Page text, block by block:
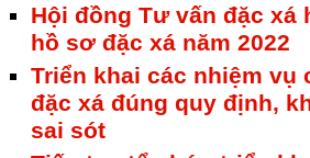
Hội đồng Tư vấn đặc xá
hồ sơ đặc xá năm 2022
Triển khai các nhiệm vụ
đặc xá đúng quy định,
sai sót